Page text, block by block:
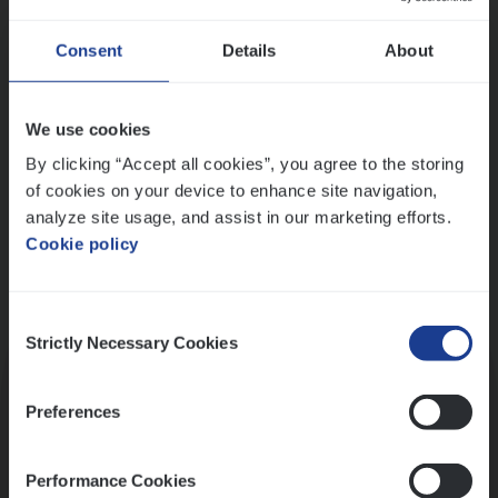
Consent Details About
We use cookies
By clicking “Accept all cookies”, you agree to the storing
of cookies on your device to enhance site navigation,
analyze site usage, and assist in our marketing efforts.
Cookie policy
Selection
Strictly Necessary Cookies
Preferences
Performance Cookies
Ons sollicitatieproces